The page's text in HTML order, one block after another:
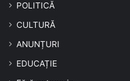
POLITICĂ
CULTURĂ
ANUNȚURI
EDUCAȚIE